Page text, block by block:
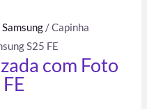
Samsung / Capinha
S25 FE
com Foto